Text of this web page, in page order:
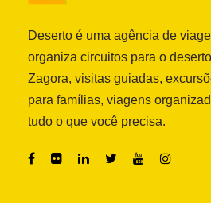
Deserto é uma agência de
organiza circuitos para o
Zagora, visitas guiadas,
para famílias, viagens
tudo o que você precisa.